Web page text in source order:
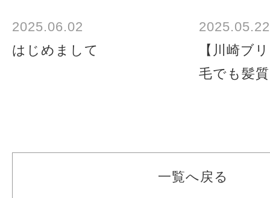
2025.06.02
はじめまして
2025.05.22
【川崎ブ
毛でも髪
一覧へ戻る